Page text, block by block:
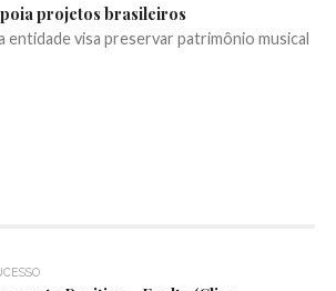
projetos brasileiros
entidade visa preservar patrimônio musical